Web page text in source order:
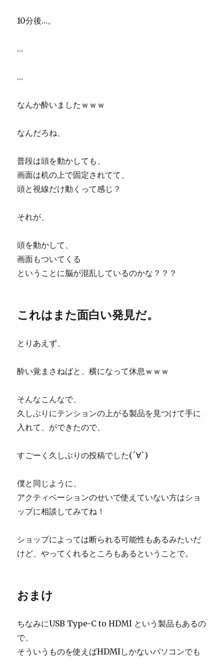
10分後…。
…
…
なんか酔いましたｗｗｗ
なんだろね、
普段は頭を動かしても、
画面は机の上で固定されてて、
頭と視線だけ動くって感じ？
それが、
頭を動かして、
画面もついてくる
ということに脳が混乱しているのかな？？？
これはまた面白い発見だ。
とりあえず、
酔い覚まさねばと、横になって休息ｗｗｗ
そんなこんなで、
久しぶりにテンションの上がる製品を見つけて手に
入れて、ができたので、
すごーく久しぶりの投稿でした(´∀`)
僕と同じように、
アクティベーションのせいで使えていない方はショ
ップに相談してみてね！
ショップによっては断られる可能性もあるみたいだ
けど、やってくれるところもあるということで。
おまけ
ちなみにUSB Type-C to HDMI という製品もあるの
で、
そういうものを使えばHDMIしかないパソコンでも